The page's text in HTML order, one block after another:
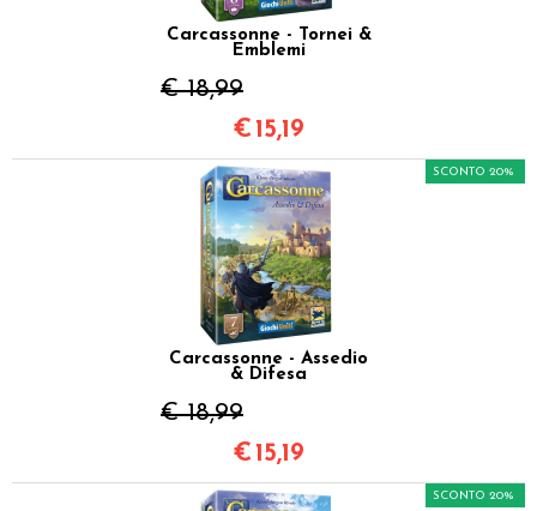
Carcassonne - Tornei &
Emblemi
€ 18,99
€ 15,19
Carcassonne - Assedio
& Difesa
€ 18,99
SCONTO 20%
€ 15,19
SCONTO 20%